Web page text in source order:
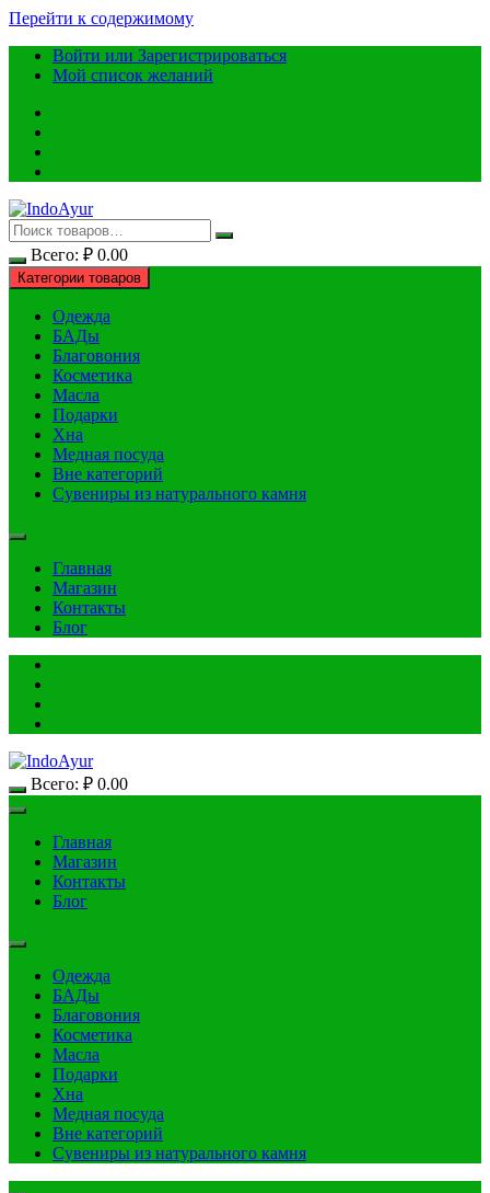
Перейти к содержимому
Войти или Зарегистрироваться
Мой список желаний
Всего: ₽ 0.00
Категории товаров
Одежда
БАДы
Благовония
Косметика
Масла
Подарки
Хна
Медная посуда
Вне категорий
Сувениры из натурального камня
Главная
Магазин
Контакты
Блог
Всего: ₽ 0.00
Главная
Магазин
Контакты
Блог
Одежда
БАДы
Благовония
Косметика
Масла
Подарки
Хна
Медная посуда
Вне категорий
Сувениры из натурального камня